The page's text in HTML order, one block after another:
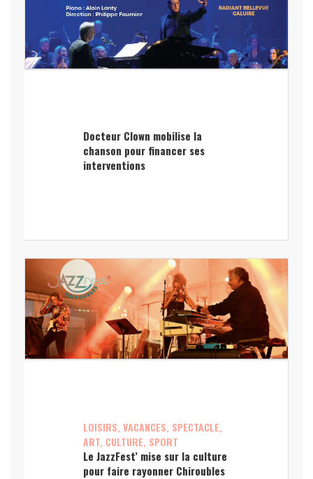
Docteur Clown mobilise la
chanson pour financer ses
interventions
LOISIRS, VACANCES, SPECTACLE,
ART, CULTURE, SPORT
Le JazzFest’ mise sur la culture
pour faire rayonner Chiroubles